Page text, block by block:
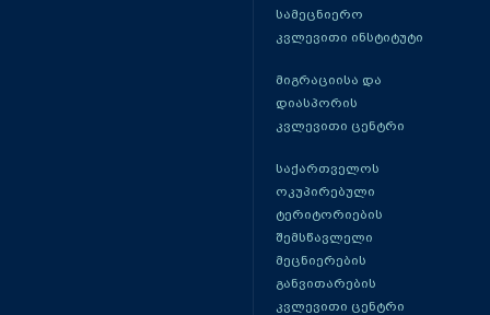
სამეცნიერო
კვლევითი ინსტიტუტი
მიგრაციისა და
დიასპორის
კვლევითი ცენტრი
საქართველოს
ოკუპირებული
ტერიტორიების
შემსწავლელი
მეცნიერების
განვითარების
კვლევითი ცენტრი